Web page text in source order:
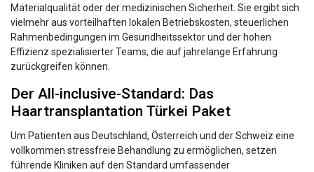
Materialqualität oder der medizinischen Sicherheit. Sie ergibt sich
vielmehr aus vorteilhaften lokalen Betriebskosten, steuerlichen
Rahmenbedingungen im Gesundheitssektor und der hohen
Effizienz spezialisierter Teams, die auf jahrelange Erfahrung
zurückgreifen können.
Der All-inclusive-Standard: Das
Haartransplantation Türkei Paket
Um Patienten aus Deutschland, Österreich und der Schweiz eine
vollkommen stressfreie Behandlung zu ermöglichen, setzen
führende Kliniken auf den Standard umfassender